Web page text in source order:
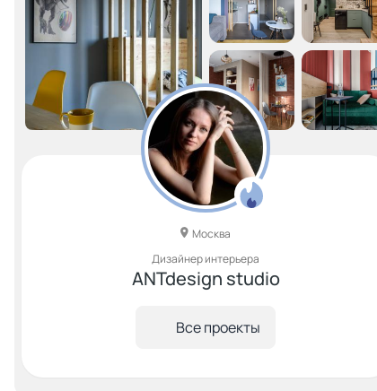
Москва
Дизайнер интерьера
ANTdesign studio
Все проекты